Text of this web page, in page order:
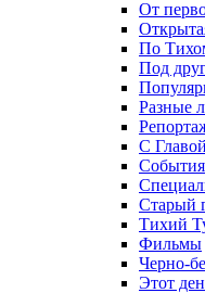
От
По
Под
Разные
С
События
Старый
Тихий
Фильмы
Черно-
Этот